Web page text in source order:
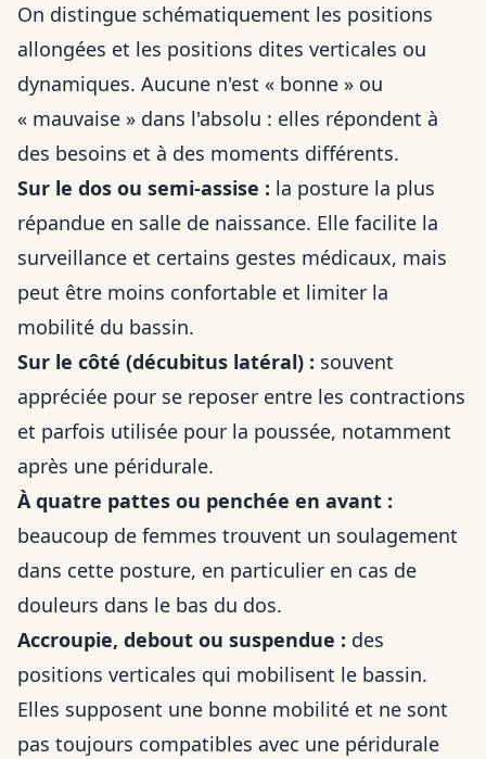
On distingue schématiquement les positions
allongées et les positions dites verticales ou
dynamiques. Aucune n'est « bonne » ou
« mauvaise » dans l'absolu : elles répondent à
des besoins et à des moments différents.
Sur le dos ou semi-assise : la posture la plus
répandue en salle de naissance. Elle facilite la
surveillance et certains gestes médicaux, mais
peut être moins confortable et limiter la
mobilité du bassin.
Sur le côté (décubitus latéral) : souvent
appréciée pour se reposer entre les contractions
et parfois utilisée pour la poussée, notamment
après une péridurale.
À quatre pattes ou penchée en avant :
beaucoup de femmes trouvent un soulagement
dans cette posture, en particulier en cas de
douleurs dans le bas du dos.
Accroupie, debout ou suspendue : des
positions verticales qui mobilisent le bassin.
Elles supposent une bonne mobilité et ne sont
pas toujours compatibles avec une péridurale